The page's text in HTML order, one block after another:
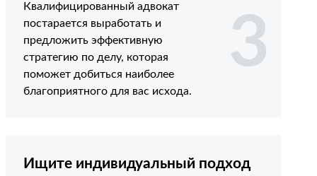
Квалифицированный адвокат
постарается выработать и
предложить эффективную
стратегию по делу, которая
поможет добиться наиболее
благоприятного для вас исхода.
3
Ищите индивидуальный подход